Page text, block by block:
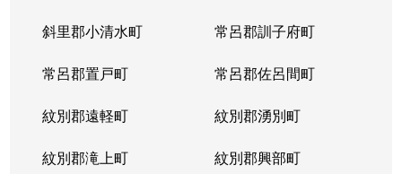
斜里郡小清水町 常呂郡訓子府町
常呂郡置戸町 常呂郡佐呂間町
紋別郡遠軽町 紋別郡湧別町
紋別郡滝上町 紋別郡興部町